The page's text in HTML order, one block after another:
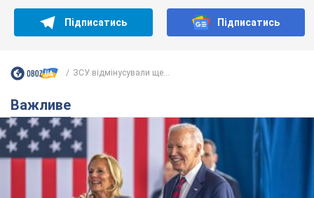
Підписатись Підписатись
ЗСУ відмінусували ще...
Важливе